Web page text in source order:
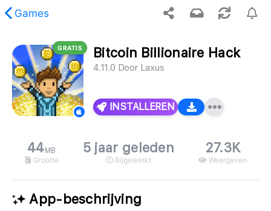
Games
inhoud is niet gevonden.
GRATIS Bitcoin Billionaire Hack
4.11.0 Door Laxus
INSTALLEREN
44 MB
Grootte
5 jaar geleden
Bijgewerkt
27.3K
Weergaven
App-beschrijving